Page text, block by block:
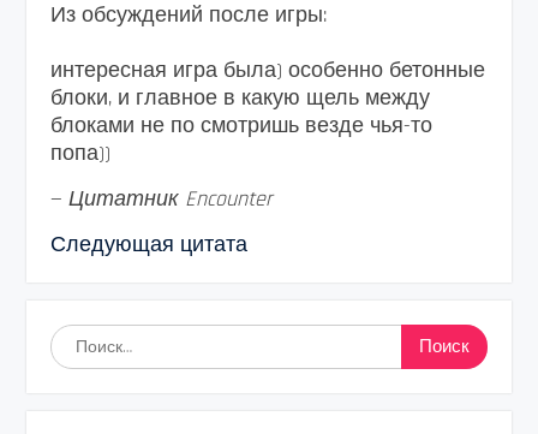
Из обсуждений после игры:
интересная игра была) особенно бетонные
блоки, и главное в какую щель между
блоками не по смотришь везде чья-то
попа))
— Цитатник Encounter
Следующая цитата
Найти: